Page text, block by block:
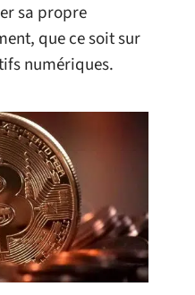
sa propre
que ce soit sur
numériques.